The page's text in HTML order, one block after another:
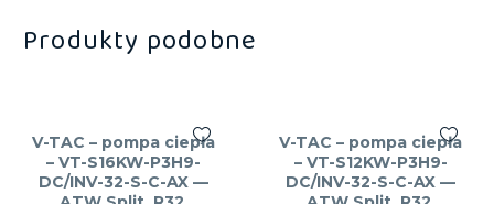
Produkty podobne
V-TAC – pompa ciepła
– VT-S16KW-P3H9-
DC/INV-32-S-C-AX —
V-TAC – pompa ciepła
– VT-S12KW-P3H9-
DC/INV-32-S-C-AX —